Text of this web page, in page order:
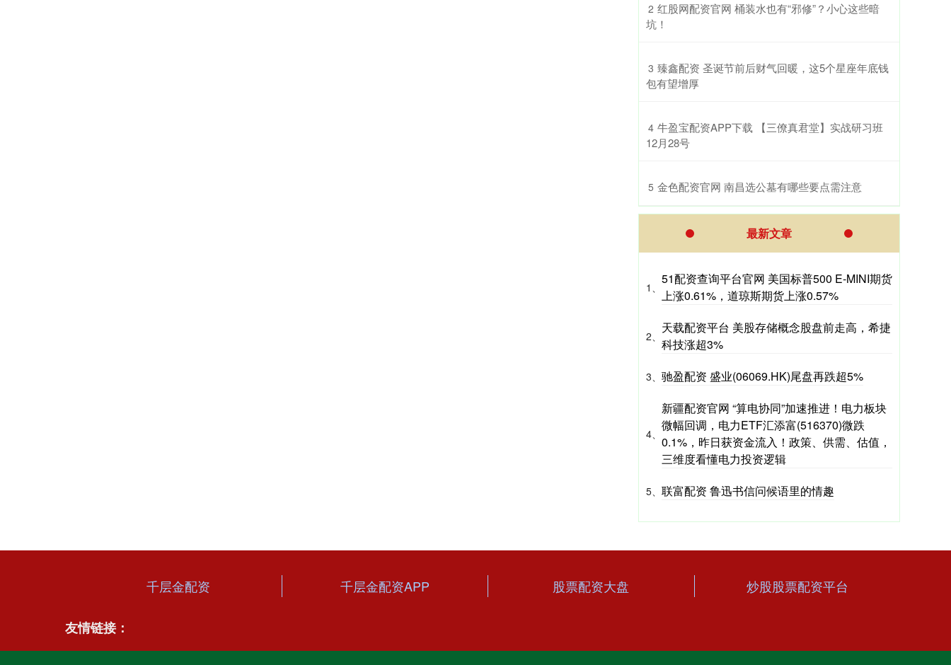
2 ​红股网配资官网 桶装水也有“邪修”？小心这些暗
坑！
3 ​臻鑫配资 圣诞节前后财气回暖，这5个星座年底钱
包有望增厚
4 ​牛盈宝配资APP下载 【三僚真君堂】实战研习班
12月28号
5 ​金色配资官网 南昌选公墓有哪些要点需注意
最新文章
1、
51配资查询平台官网 美国标普500 E-MINI期货
上涨0.61%，道琼斯期货上涨0.57%
2、
天载配资平台 美股存储概念股盘前走高，希捷
科技涨超3%
3、 驰盈配资 盛业(06069.HK)尾盘再跌超5%
4、
新疆配资官网 “算电协同”加速推进！电力板块
微幅回调，电力ETF汇添富(516370)微跌
0.1%，昨日获资金流入！政策、供需、估值，
三维度看懂电力投资逻辑
5、 联富配资 鲁迅书信问候语里的情趣
千层金配资 千层金配资APP 股票配资大盘 炒股股票配资平台
友情链接：